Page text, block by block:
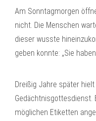
Am Sonntagmorgen
nicht. Die Menschen
dieser wusste
geben konnte: „Sie
Dreißig Jahre später
Gedächtnisgottesdienst.
möglichen Etiketten